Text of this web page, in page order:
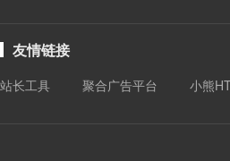
友情链接
站长工具 聚合广告平台 小熊